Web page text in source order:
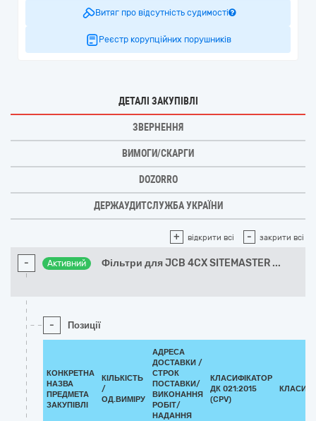
Витяг про відсутність судимості
Реєстр корупційних порушників
ДЕТАЛІ ЗАКУПІВЛІ
ЗВЕРНЕННЯ
ВИМОГИ/СКАРГИ
DOZORRO
ДЕРЖАУДИТСЛУЖБА УКРАЇНИ
+ відкрити всі - закрити всі
- Активний Фільтри для JCB 4CX SITEMASTER ...
- Позиції
КОНКРЕТНА
НАЗВА
ПРЕДМЕТА
ЗАКУПІВЛІ
КІЛЬКІСТЬ
/
ОД.ВИМІРУ
АДРЕСА
ДОСТАВКИ /
СТРОК
ПОСТАВКИ/
ВИКОНАННЯ
РОБІТ/
НАДАННЯ
КЛАСИФІКАТОР
ДК 021:2015
(CPV)